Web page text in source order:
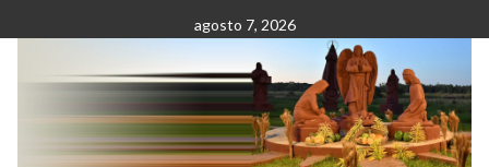
agosto 7, 2026